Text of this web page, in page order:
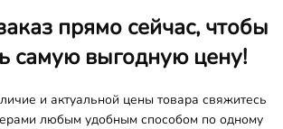
прямо сейчас, чтобы
самую выгодную цену!
и актуальной цены товара свяжитесь
любым удобным способом по одному